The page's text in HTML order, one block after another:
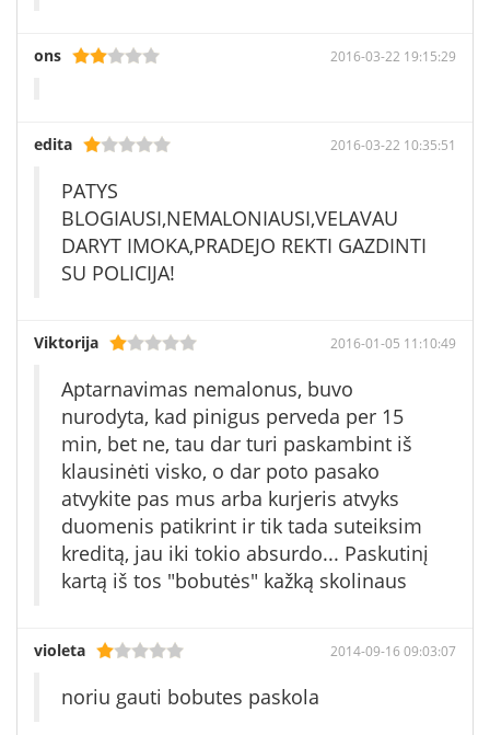
ons 2016-03-22 19:15:29
edita 2016-03-22 10:35:51
PATYS
BLOGIAUSI,NEMALONIAUSI,VELAVAU
DARYT IMOKA,PRADEJO REKTI GAZDINTI
SU POLICIJA!
Viktorija 2016-01-05 11:10:49
Aptarnavimas nemalonus, buvo
nurodyta, kad pinigus perveda per 15
min, bet ne, tau dar turi paskambint iš
klausinėti visko, o dar poto pasako
atvykite pas mus arba kurjeris atvyks
duomenis patikrint ir tik tada suteiksim
kreditą, jau iki tokio absurdo... Paskutinį
kartą iš tos "bobutės" kažką skolinaus
violeta 2014-09-16 09:03:07
noriu gauti bobutes paskola